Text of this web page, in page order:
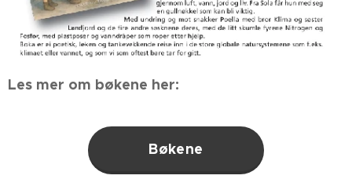
Les mer om bøkene her:
Bøkene